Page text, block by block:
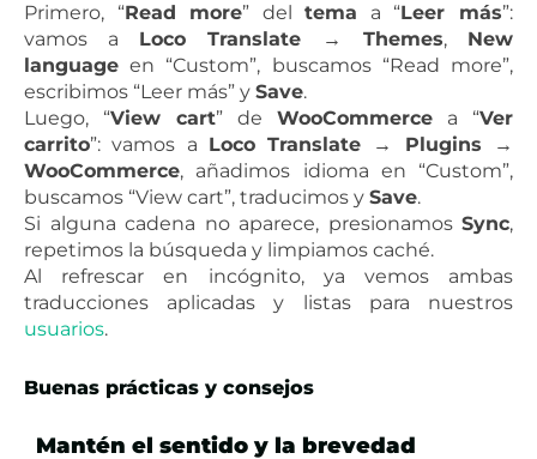
Primero, “Read more” deltema a “Leer más”:
vamos a Loco Translate → Themes, New
language en “Custom”, buscamos “Read more”,
escribimos “Leer más” y Save.
Luego, “View cart” de WooCommerce a “Ver
carrito”: vamos a Loco Translate → Plugins →
WooCommerce, añadimos idioma en “Custom”,
buscamos “View cart”, traducimos y Save.
Si alguna cadena no aparece, presionamos Sync,
repetimos la búsqueda y limpiamos caché.
Al refrescar en incógnito, ya vemos ambas
traducciones aplicadas y listas para nuestros
usuarios.
Buenas prácticas y consejos
Mantén el sentido y la brevedad